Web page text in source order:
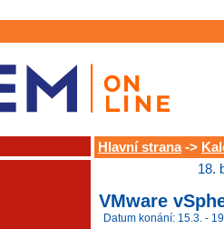
Hlavní strana->
18.
VMware
Datum konání: 15.3. -